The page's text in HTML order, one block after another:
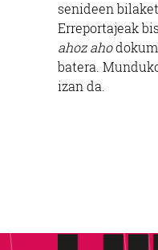
senideen
Erreportajeak
ahoz aho
batera.
izan da.